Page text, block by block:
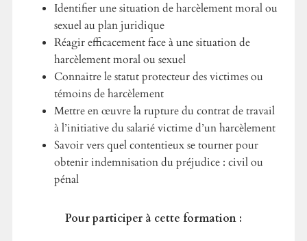
Identifier une situation de harcèlement moral ou
sexuel au plan juridique
Réagir efficacement face à une situation de
harcèlement moral ou sexuel
Connaitre le statut protecteur des victimes ou
témoins de harcèlement
Mettre en œuvre la rupture du contrat de travail
à l’initiative du salarié victime d’un harcèlement
Savoir vers quel contentieux se tourner pour
obtenir indemnisation du préjudice : civil ou
pénal
Pour participer à cette formation :